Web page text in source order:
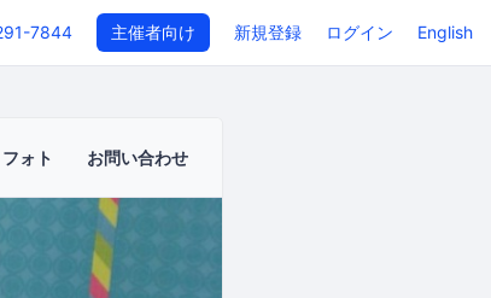
7844 主催者向け 新規登録 ログイン English
フォト お問い合わせ